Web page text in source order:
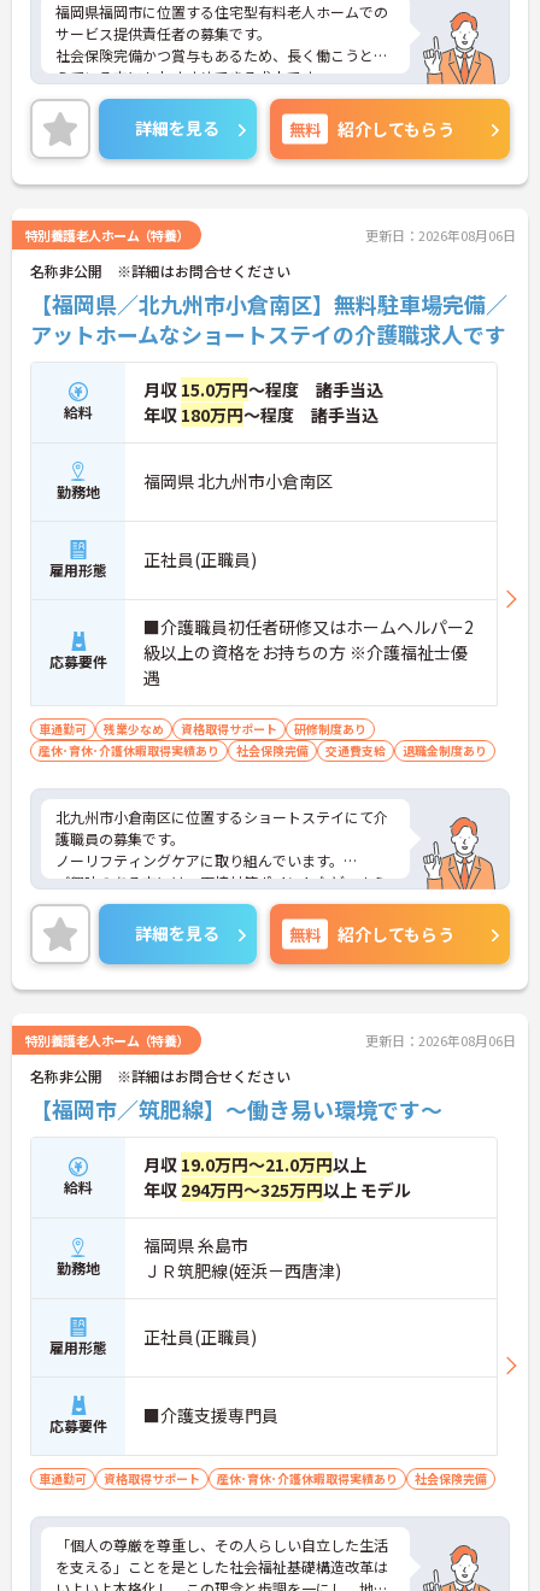
福岡県福岡市に位置する住宅型有料老人ホームでの
サービス提供責任者の募集です。
社会保険完備かつ賞与もあるため、長く働こうと考
えている方にもおすすめできる求人です。
最寄駅から徒歩3分の好立地のため、通勤も快適！
ご興味のある方はご面接のポイントをお伝えします
ので、お気軽にご相談ください。
詳細を見る 無料 紹介してもらう
特別養護老人ホーム（特養） 更新日：2026年08月06日
名称非公開 ※詳細はお問合せください
【福岡県／北九州市小倉南区】無料駐車場完備／
アットホームなショートステイの介護職求人です
給料
月収 15.0万円～程度 諸手当込
年収 180万円～程度 諸手当込
勤務地 福岡県 北九州市小倉南区
雇用形態 正社員(正職員)
応募要件
■介護職員初任者研修又はホームヘルパー2
級以上の資格をお持ちの方 ※介護福祉士優
遇
車通勤可 残業少なめ 資格取得サポート
研修制度あり
産休･育休･介護休暇取得実績あり
社会保険完備 交通費支給 退職金制度あり
北九州市小倉南区に位置するショートステイにて介
護職員の募集です。
ノーリフティングケアに取り組んでいます。
ご興味のある方には、面接対策ポイントなど、さら
に詳細をお話しいたしますので、お気軽にご相談く
ださい。
詳細を見る 無料 紹介してもらう
特別養護老人ホーム（特養） 更新日：2026年08月06日
名称非公開 ※詳細はお問合せください
【福岡市／筑肥線】～働き易い環境です～
給料
月収 19.0万円～21.0万円以上
年収 294万円～325万円以上 モデル
勤務地
福岡県 糸島市
ＪＲ筑肥線(姪浜－西唐津)
雇用形態 正社員(正職員)
応募要件 ■介護支援専門員
車通勤可 資格取得サポート 産休･育休･介護休暇取得実績あり 社会保険完備
「個人の尊厳を尊重し、その人らしい自立した生活
を支える」ことを是とした社会福祉基礎構造改革は